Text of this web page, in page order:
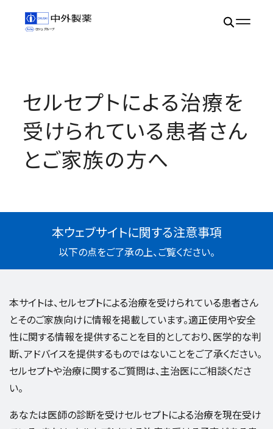
セルセプトによる治療を
受けられている患者さん
とご家族の方へ
本ウェブサイトに関する注意事項
以下の点をご了承の上、ご覧ください。
本サイトは、セルセプトによる治療を受けられている患者さん
とそのご家族向けに情報を掲載しています。適正使用や安全
性に関する情報を提供することを目的としており、医学的な判
断、アドバイスを提供するものではないことをご了承ください。
セルセプトや治療に関するご質問は、主治医にご相談くださ
い。
あなたは医師の診断を受けセルセプトによる治療を現在受け